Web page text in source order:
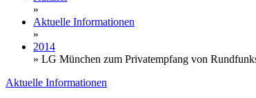
»
Aktuelle Informationen
»
2014
» LG München zum Privatempfang von
Aktuelle Informationen